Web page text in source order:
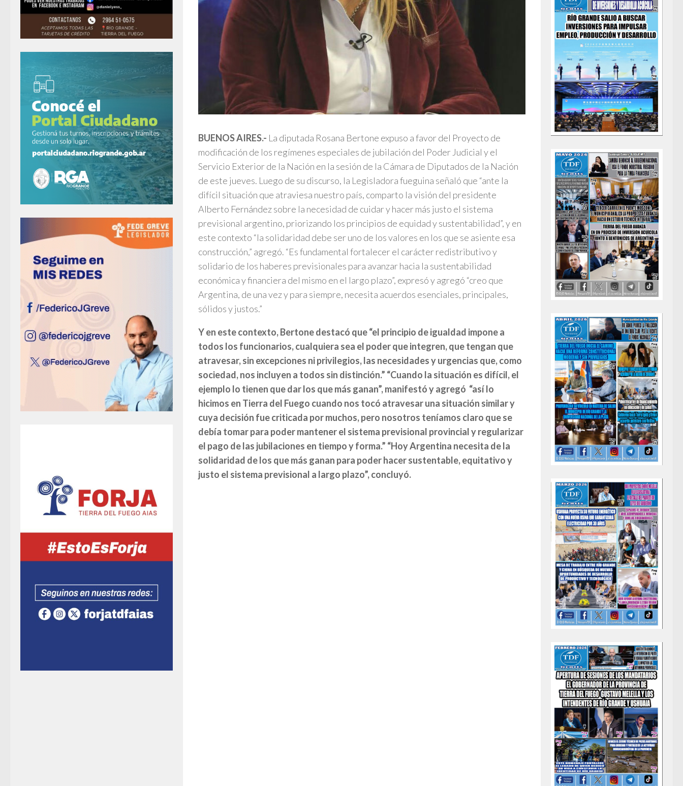
BUENOS AIRES.- La diputada Rosana Bertone expuso a favor del Proyecto de
modificación de los regímenes especiales de jubilación del Poder Judicial y el
Servicio Exterior de la Nación en la sesión de la Cámara de Diputados de la Nación
de este jueves. Luego de su discurso, la Legisladora fueguina señaló que “ante la
difícil situación que atraviesa nuestro país, comparto la visión del presidente
Alberto Fernández sobre la necesidad de cuidar y hacer más justo el sistema
previsional argentino, priorizando los principios de equidad y sustentabilidad”, y en
este contexto “la solidaridad debe ser uno de los valores en los que se asiente esa
construcción,” agregó. “Es fundamental fortalecer el carácter redistributivo y
solidario de los haberes previsionales para avanzar hacia la sustentabilidad
económica y financiera del mismo en el largo plazo”, expresó y agregó “creo que
Argentina, de una vez y para siempre, necesita acuerdos esenciales, principales,
sólidos y justos.”
Y en este contexto, Bertone destacó que “el principio de igualdad impone a
todos los funcionarios, cualquiera sea el poder que integren, que tengan que
atravesar, sin excepciones ni privilegios, las necesidades y urgencias que, como
sociedad, nos incluyen a todos sin distinción.” “Cuando la situación es difícil, el
ejemplo lo tienen que dar los que más ganan”, manifestó y agregó “así lo
hicimos en Tierra del Fuego cuando nos tocó atravesar una situación similar y
cuya decisión fue criticada por muchos, pero nosotros teníamos claro que se
debía tomar para poder mantener el sistema previsional provincial y regularizar
el pago de las jubilaciones en tiempo y forma.” “Hoy Argentina necesita de la
solidaridad de los que más ganan para poder hacer sustentable, equitativo y
justo el sistema previsional a largo plazo”, concluyó.